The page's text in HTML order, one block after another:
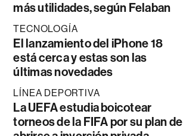
más utilidades, según Felaban
TECNOLOGÍA
El lanzamiento del iPhone 18
está cerca y estas son las
últimas novedades
LÍNEA DEPORTIVA
La UEFA estudia boicotear
torneos de la FIFA por su plan de